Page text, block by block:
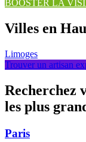
BOOSTER LA
Villes en
Limoges
Trouver un artisan
Recherchez
les plus
Paris